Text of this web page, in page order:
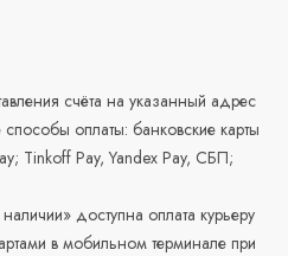
счёта на указанный адрес
оплаты: банковские карты
Tinkoff Pay, Yandex Pay, СБП;
доступна оплата курьеру
в мобильном терминале при